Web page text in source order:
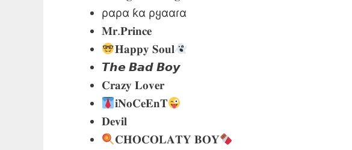
ραρα ƙα ρყααɾα
𝐌𝐫.𝐏𝐫𝐢𝐧𝐜𝐞
𝐇𝐚𝐩𝐩𝐲 𝐒𝐨𝐮𝐥
𝙏𝙝𝙚 𝘽𝙖𝙙 𝘽𝙤𝙮
𝐂𝐫𝐚𝐳𝐲 𝐋𝐨𝐯𝐞𝐫
𝐢𝐍𝐨𝐂𝐞𝐄𝐧𝐓
𝐃𝐞𝐯𝐢𝐥
𝐂𝐇𝐎𝐂𝐎𝐋𝐀𝐓𝐘 𝐁𝐎𝐘